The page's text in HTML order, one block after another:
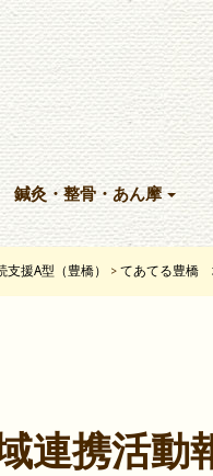
鍼灸・整骨・あん摩
支援A型（豊橋） > てあてる豊橋
携活動